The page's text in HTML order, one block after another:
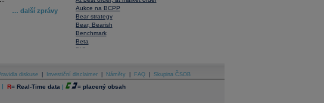
… další zprávy
Aukce na BCPP
Bear strategy
Bear, Bearish
Benchmark
Beta
BIC
Bonita
Book To Bill Ratio
Book Value
diskuse Investiční disclaimer Náměty FAQ Skupina ČSOB
| R= Real-Time data | = placený obsah